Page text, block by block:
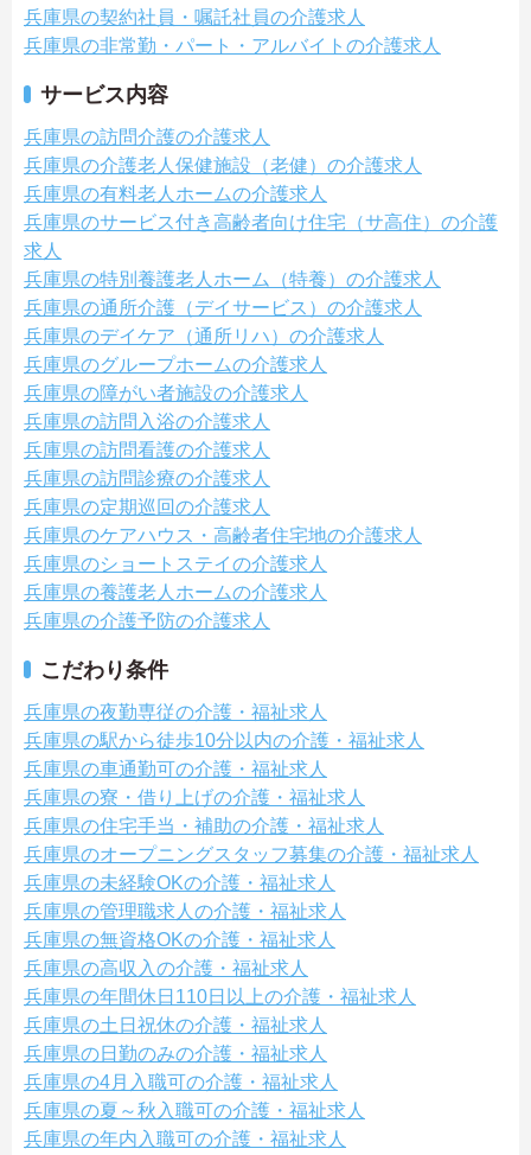
兵庫県の契約社員・嘱託社員の介護求人
兵庫県の非常勤・パート・アルバイトの介護求人
サービス内容
兵庫県の訪問介護の介護求人
兵庫県の介護老人保健施設（老健）の介護求人
兵庫県の有料老人ホームの介護求人
兵庫県のサービス付き高齢者向け住宅（サ高住）の介護
求人
兵庫県の特別養護老人ホーム（特養）の介護求人
兵庫県の通所介護（デイサービス）の介護求人
兵庫県のデイケア（通所リハ）の介護求人
兵庫県のグループホームの介護求人
兵庫県の障がい者施設の介護求人
兵庫県の訪問入浴の介護求人
兵庫県の訪問看護の介護求人
兵庫県の訪問診療の介護求人
兵庫県の定期巡回の介護求人
兵庫県のケアハウス・高齢者住宅地の介護求人
兵庫県のショートステイの介護求人
兵庫県の養護老人ホームの介護求人
兵庫県の介護予防の介護求人
こだわり条件
兵庫県の夜勤専従の介護・福祉求人
兵庫県の駅から徒歩10分以内の介護・福祉求人
兵庫県の車通勤可の介護・福祉求人
兵庫県の寮・借り上げの介護・福祉求人
兵庫県の住宅手当・補助の介護・福祉求人
兵庫県のオープニングスタッフ募集の介護・福祉求人
兵庫県の未経験OKの介護・福祉求人
兵庫県の管理職求人の介護・福祉求人
兵庫県の無資格OKの介護・福祉求人
兵庫県の高収入の介護・福祉求人
兵庫県の年間休日110日以上の介護・福祉求人
兵庫県の土日祝休の介護・福祉求人
兵庫県の日勤のみの介護・福祉求人
兵庫県の4月入職可の介護・福祉求人
兵庫県の夏～秋入職可の介護・福祉求人
兵庫県の年内入職可の介護・福祉求人